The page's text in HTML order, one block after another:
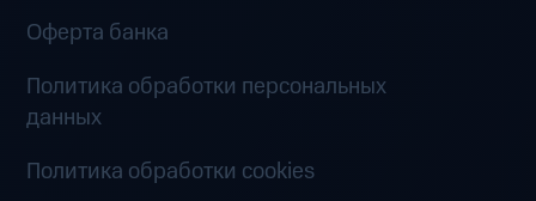
Оферта банка
Политика обработки персональных
данных
Политика обработки cookies